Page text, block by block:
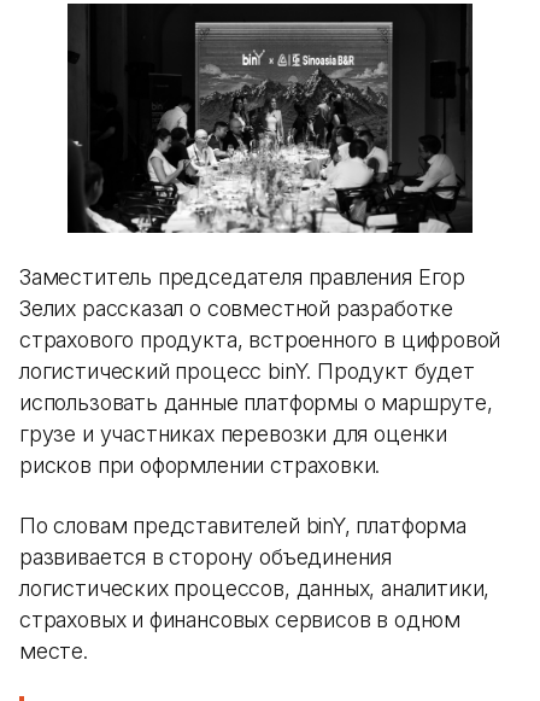
Заместитель председателя правления Егор
Зелих рассказал о совместной разработке
страхового продукта, встроенного в цифровой
логистический процесс binY. Продукт будет
использовать данные платформы о маршруте,
грузе и участниках перевозки для оценки
рисков при оформлении страховки.
По словам представителей binY, платформа
развивается в сторону объединения
логистических процессов, данных, аналитики,
страховых и финансовых сервисов в одном
месте.